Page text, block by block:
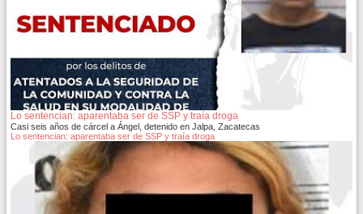
Lo sentencian: aparentaba ser de SSP y traía droga
Casi seis años de cárcel a Ángel, detenido en Jalpa, Zacatecas
Lo sentencian: aparentaba ser de SSP y traía droga